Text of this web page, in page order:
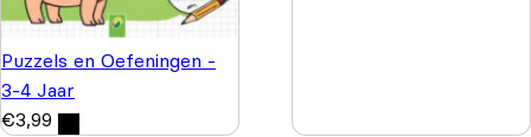
Puzzels en Oefeningen -
3-4 Jaar
€3,99